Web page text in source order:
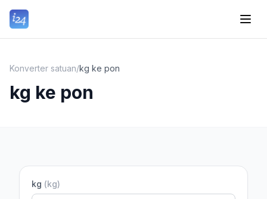
Konverter satuan/kg ke pon
kg ke pon
kg (kg)